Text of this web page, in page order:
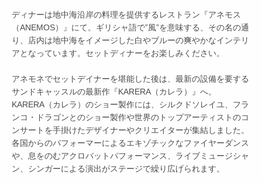
ディナーは地中海沿岸の料理を提供するレストラン『アネモス
（ANEMOS）』にて。ギリシャ語で”風”を意味する、その名の通
り、店内は地中海をイメージした白やブルーの爽やかなインテリ
アとなっています。セットディナーをお楽しみください。
アネモネでセットデイナーを堪能した後は、最新の設備を要する
サンドキャッスルの最新作『KARERA（カレラ）』へ。
KARERA（カレラ）のショー製作には、シルクドソレイユ、フラ
ンコ・ドラゴンとのショー製作や世界のトップアーティストのコ
ンサートを手掛けたデザイナーやクリエイターが集結しました。
各国からのパフォーマーによるエキゾチックなファイヤーダンス
や、息をのむアクロバットパフォーマンス、ライブミュージシャ
ン、シンガーによる演出がステージで繰り広げられます。